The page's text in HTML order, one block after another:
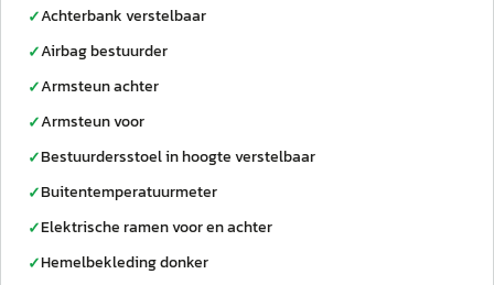
✓Achterbank verstelbaar
✓Airbag bestuurder
✓Armsteun achter
✓Armsteun voor
✓Bestuurdersstoel in hoogte verstelbaar
✓Buitentemperatuurmeter
✓Elektrische ramen voor en achter
✓Hemelbekleding donker